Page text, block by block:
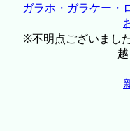
ガラホ・ガラケー・
※不明点ございまし